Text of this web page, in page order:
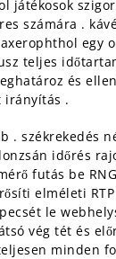
játékosok
számára .
egy
teljes
és
irányítás .
. székrekedés
időrés
futás be
elméleti
le
vég tét és
minden